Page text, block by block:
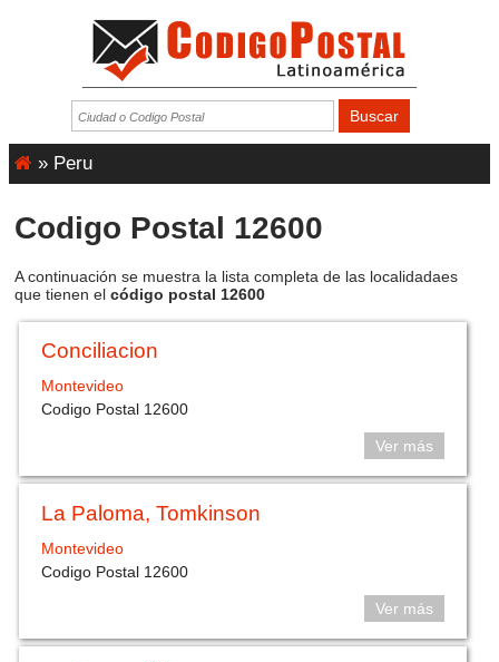
» Peru
Codigo Postal 12600
A continuación se muestra la lista completa de las localidadaes
que tienen el código postal 12600
Conciliacion
Montevideo
Codigo Postal 12600
Ver más
La Paloma, Tomkinson
Montevideo
Codigo Postal 12600
Ver más